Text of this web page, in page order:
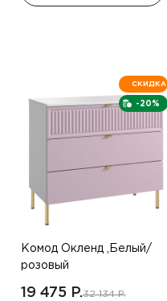
-20%
СКИДКА
Комод Окленд ,Белый/
розовый
19 475 P.32 134 P.